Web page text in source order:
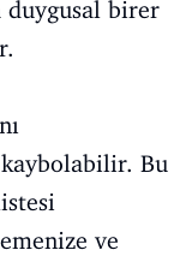
duygusal birer
Bu
ve